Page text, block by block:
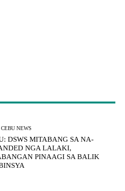
NEWS
DSWS MITABANG SA NA-
NGA LALAKI,
PINAAGI SA BALIK